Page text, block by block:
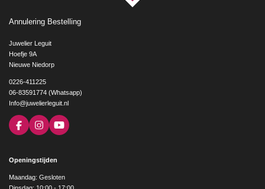
Annulering Bestelling
Juwelier Leguit
Hoefje 9A
Nieuwe Niedorp
0226-411225
06-83591774 (Whatsapp)
Info@juwelierleguit.nl
F
a
b
o
I
n
a
g
r
Y
o
e
Openingstijden
Maandag: Gesloten